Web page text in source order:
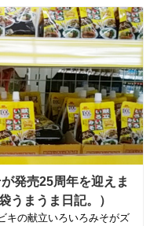
発売25周年を迎えま
うまうま日記。）
キの献立いろいろみそがズ